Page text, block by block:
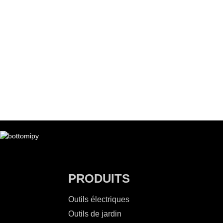
PRODUITS
Outils électriques
Outils de jardin